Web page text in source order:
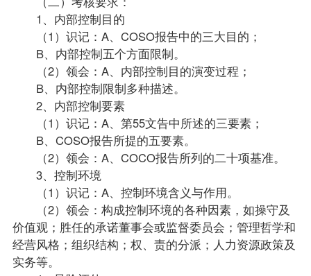
1、内部控制目的
（1）识记：A、COSO报告中的三大目的；
B、内部控制五个方面限制。
（2）领会：A、内部控制目的演变过程；
B、内部控制限制多种描述。
2、内部控制要素
（1）识记：A、第55文告中所述的三要素；
B、COSO报告所提的五要素。
（2）领会：A、COCO报告所列的二十项基准。
3、控制环境
（1）识记：A、控制环境含义与作用。
（2）领会：构成控制环境的各种因素，如操守及
价值观；胜任的承诺董事会或监督委员会；管理哲学和
经营风格；组织结构；权、责的分派；人力资源政策及
实务等。